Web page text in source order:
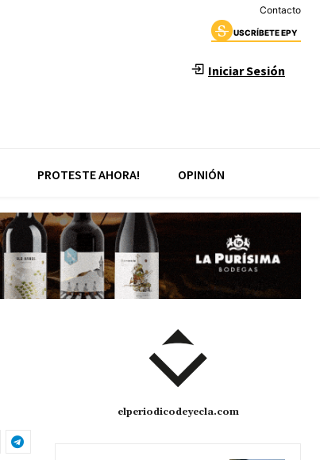
Contacto
USCRÍBETE EPY
Iniciar Sesión
PROTESTE AHORA! OPINIÓN
elperiodicodeyecla.com